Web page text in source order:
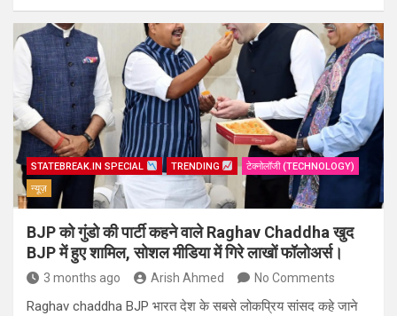
STATEBREAK.IN SPECIAL TRENDING
टेक्नोलॉजी (TECHNOLOGY)
न्यूज़
BJP को गुंडो की पार्टी कहने वाले Raghav Chaddha खुद
BJP में हुए शामिल, सोशल मीडिया में गिरे लाखों फॉलोअर्स।
3 months ago Arish Ahmed No Comments
Raghav chaddha BJP भारत देश के सबसे लोकप्रिय सांसद कहे जाने